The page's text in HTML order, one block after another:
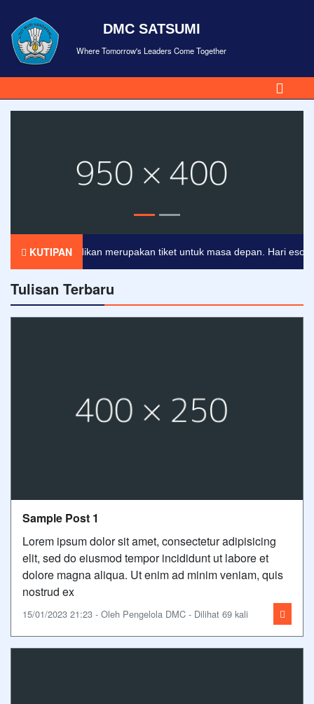
DMC SATSUMI
Where Tomorrow's Leaders Come Together
KUTIPAN
Pendidikan merupakan tiket untuk masa depan. Hari esok
Tulisan Terbaru
Sample Post 1
Lorem ipsum dolor sit amet, consectetur adipisicing
elit, sed do eiusmod tempor incididunt ut labore et
dolore magna aliqua. Ut enim ad minim veniam, quis
nostrud ex
15/01/2023 21:23 - Oleh Pengelola DMC - Dilihat 69 kali